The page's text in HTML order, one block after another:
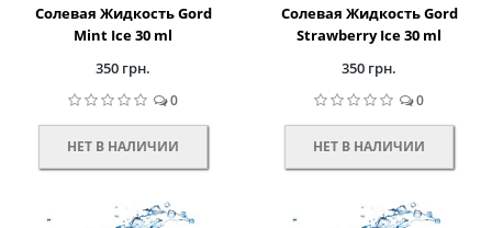
Солевая Жидкость Gord
Mint Ice 30 ml
350 грн.
0
НЕТ В НАЛИЧИИ
Солевая Жидкость Gord
Strawberry Ice 30 ml
350 грн.
0
НЕТ В НАЛИЧИИ